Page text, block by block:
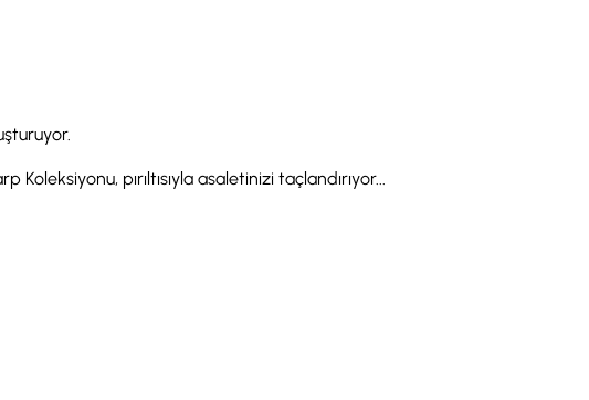
pırıltısıyla asaletinizi taçlandırıyor...